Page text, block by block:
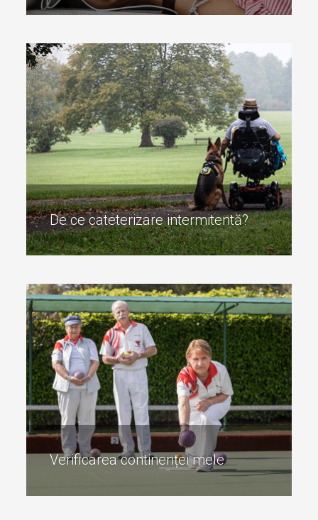
Simptome și cauze
Să vă grabiți la baie înainte să se întâmple ceva sau să
așteptați să se întâmple ceva – sau ambele.
Problemele vezicii urinare variază și sunt cauzate de
diferite condiții medicale.
De ce cateterizare intermitentă?
De ce cateterizare intermitentă?
Cateterizarea intermitentă este metoda recomandată
pentru a vă goli vezica – atât de către furnizorii de
servicii medicale, cât și de persoanele cu probleme de
vezică.
Verificarea continenței mele